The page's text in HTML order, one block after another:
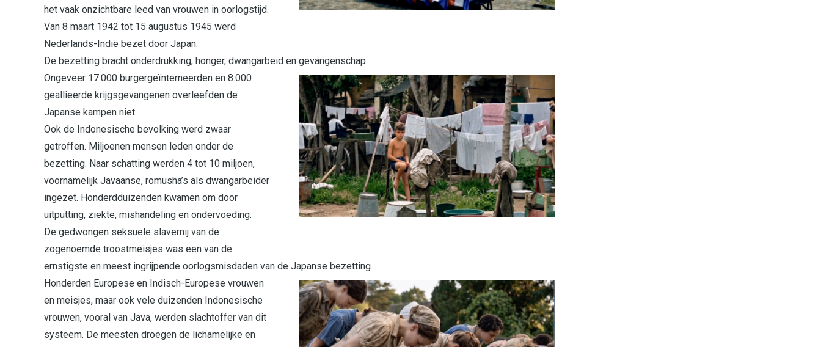
het vaak onzichtbare leed van vrouwen in oorlogstijd.
Van 8 maart 1942 tot 15 augustus 1945 werd
Nederlands-Indië bezet door Japan.
De bezetting bracht onderdrukking, honger, dwangarbeid en gevangenschap.
Ongeveer 17.000 burgergeïnterneerden en 8.000
geallieerde krijgsgevangenen overleefden de
Japanse kampen niet.
Ook de Indonesische bevolking werd zwaar
getroffen. Miljoenen mensen leden onder de
bezetting. Naar schatting werden 4 tot 10 miljoen,
voornamelijk Javaanse, romusha’s als dwangarbeider
ingezet. Honderdduizenden kwamen om door
uitputting, ziekte, mishandeling en ondervoeding.
De gedwongen seksuele slavernij van de
zogenoemde troostmeisjes was een van de
ernstigste en meest ingrijpende oorlogsmisdaden van de Japanse bezetting.
Honderden Europese en Indisch-Europese vrouwen
en meisjes, maar ook vele duizenden Indonesische
vrouwen, vooral van Java, werden slachtoffer van dit
systeem. De meesten droegen de lichamelijke en